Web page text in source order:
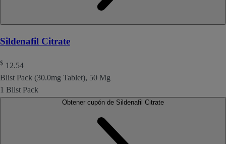
Sildenafil Citrate
$ 12.54
Blist Pack (30.0mg Tablet), 50 Mg
1 Blist Pack